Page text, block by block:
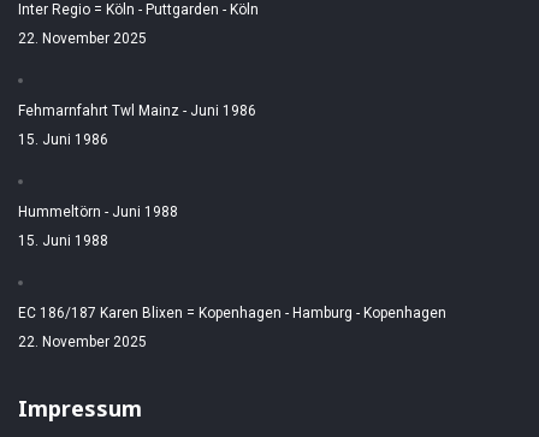
Inter Regio = Köln - Puttgarden - Köln
22. November 2025
Fehmarnfahrt Twl Mainz - Juni 1986
15. Juni 1986
Hummeltörn - Juni 1988
15. Juni 1988
EC 186/187 Karen Blixen = Kopenhagen - Hamburg - Kopenhagen
22. November 2025
Impressum